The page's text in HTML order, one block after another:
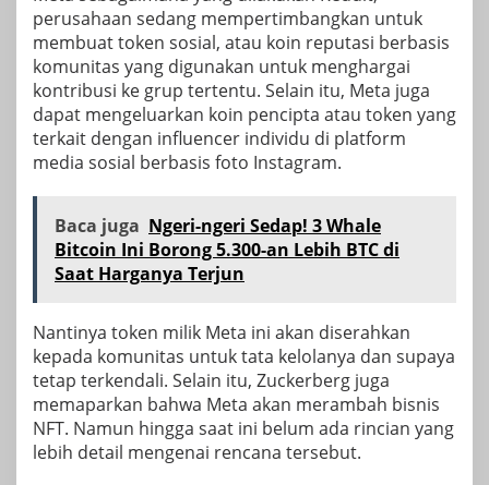
perusahaan sedang mempertimbangkan untuk
membuat token sosial, atau koin reputasi berbasis
komunitas yang digunakan untuk menghargai
kontribusi ke grup tertentu. Selain itu, Meta juga
dapat mengeluarkan koin pencipta atau token yang
terkait dengan influencer individu di platform
media sosial berbasis foto Instagram.
Baca juga Ngeri-ngeri Sedap! 3 Whale
Bitcoin Ini Borong 5.300-an Lebih BTC di
Saat Harganya Terjun
Nantinya token milik Meta ini akan diserahkan
kepada komunitas untuk tata kelolanya dan supaya
tetap terkendali. Selain itu, Zuckerberg juga
memaparkan bahwa Meta akan merambah bisnis
NFT. Namun hingga saat ini belum ada rincian yang
lebih detail mengenai rencana tersebut.